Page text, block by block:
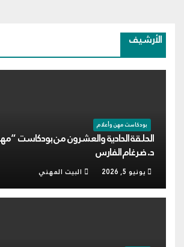
الأرشيف
بودكاست مهن وأعلام
الحلقة الحادية والعشرون من بودكاست
د. ضرغام الفارس
يونيو 5, 2026 البيت المهني